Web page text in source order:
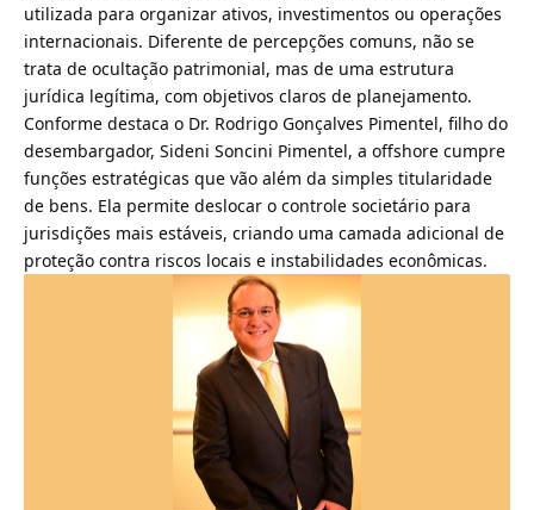
utilizada para organizar ativos, investimentos ou operações
internacionais. Diferente de percepções comuns, não se
trata de ocultação patrimonial, mas de uma estrutura
jurídica legítima, com objetivos claros de planejamento.
Conforme destaca o Dr. Rodrigo Gonçalves Pimentel, filho do
desembargador, Sideni Soncini Pimentel, a offshore cumpre
funções estratégicas que vão além da simples titularidade
de bens. Ela permite deslocar o controle societário para
jurisdições mais estáveis, criando uma camada adicional de
proteção contra riscos locais e instabilidades econômicas.